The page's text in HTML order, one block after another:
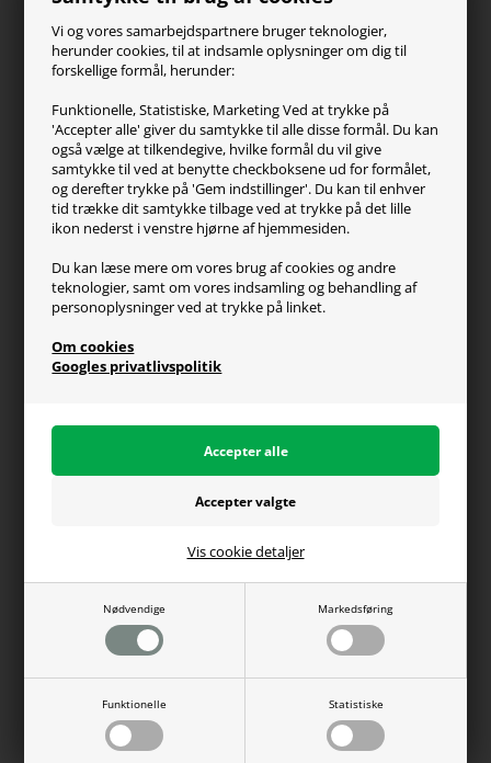
Vi og vores samarbejdspartnere bruger teknologier,
herunder cookies, til at indsamle oplysninger om dig til
forskellige formål, herunder:
Funktionelle, Statistiske, Marketing Ved at trykke på
'Accepter alle' giver du samtykke til alle disse formål. Du kan
også vælge at tilkendegive, hvilke formål du vil give
samtykke til ved at benytte checkboksene ud for formålet,
og derefter trykke på 'Gem indstillinger'. Du kan til enhver
tid trække dit samtykke tilbage ved at trykke på det lille
ikon nederst i venstre hjørne af hjemmesiden.
Du kan læse mere om vores brug af cookies og andre
teknologier, samt om vores indsamling og behandling af
personoplysninger ved at trykke på linket.
Om cookies
Googles privatlivspolitik
Nødvendige Markedsføring
Funktionelle Statistiske
Vis cookie detaljer
ZOWIE
Turtle Beach
Kundeservice
Kontakt os
FAQ
Handelsvilkår
Reklamation
Generel info
Om os
Fragt og levering
Du kan altid ringe til os på telefon 98374333